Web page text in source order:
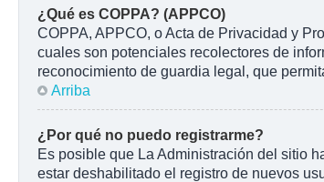
¿Qué es COPPA? (APPCO)
COPPA, APPCO, o Acta de Privacidad y
cuales son potenciales recolectores de
reconocimiento de guardia legal, que
Arriba
¿Por qué no puedo registrarme?
Es posible que La Administración del sitio
estar deshabilitado el registro de nuevos